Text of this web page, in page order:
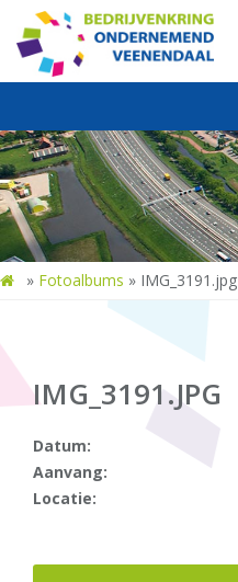
» Fotoalbums » IMG_3191.jpg
IMG_3191.JPG
Datum:
Aanvang:
Locatie: